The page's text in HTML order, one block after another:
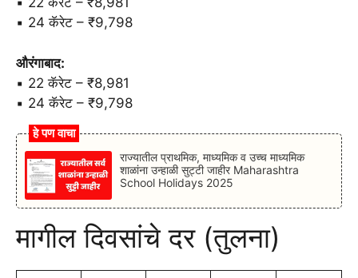
▪️ 24 कॅरेट – ₹9,798
औरंगाबाद:
▪️ 22 कॅरेट – ₹8,981
▪️ 24 कॅरेट – ₹9,798
हे पण वाचा
राज्यातील प्राथमिक, माध्यमिक व उच्च माध्यमिक
शाळांना उन्हाळी सुट्टी जाहीर Maharashtra
School Holidays 2025
मागील दिवसांचे दर (तुलना)